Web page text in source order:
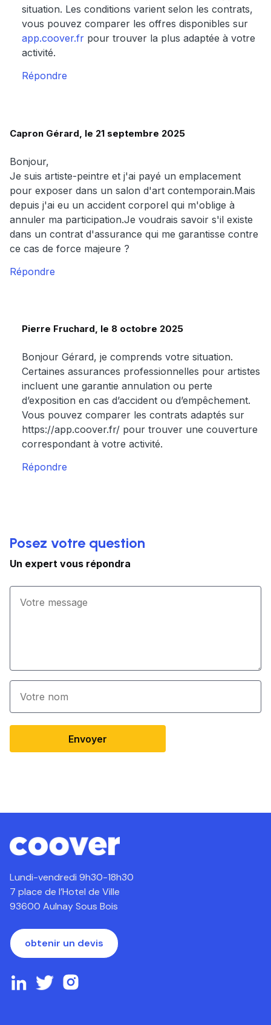
situation. Les conditions varient selon les contrats,
vous pouvez comparer les offres disponibles sur
app.coover.fr pour trouver la plus adaptée à votre
activité.
Répondre
Capron Gérard, le 21 septembre 2025
Bonjour,
Je suis artiste-peintre et j'ai payé un emplacement
pour exposer dans un salon d'art contemporain.Mais
depuis j'ai eu un accident corporel qui m'oblige à
annuler ma participation.Je voudrais savoir s'il existe
dans un contrat d'assurance qui me garantisse contre
ce cas de force majeure ?
Répondre
Pierre Fruchard, le 8 octobre 2025
Bonjour Gérard, je comprends votre situation.
Certaines assurances professionnelles pour artistes
incluent une garantie annulation ou perte
d’exposition en cas d’accident ou d’empêchement.
Vous pouvez comparer les contrats adaptés sur
https://app.coover.fr/ pour trouver une couverture
correspondant à votre activité.
Répondre
Posez votre question
Un expert vous répondra
Envoyer
Lundi-vendredi 9h30-18h30
7 place de l’Hotel de Ville
93600 Aulnay Sous Bois
obtenir un devis